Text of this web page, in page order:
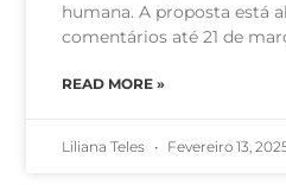
humana. A proposta está
comentários até 21 de
READ MORE »
Liliana Teles Fevereiro 13,